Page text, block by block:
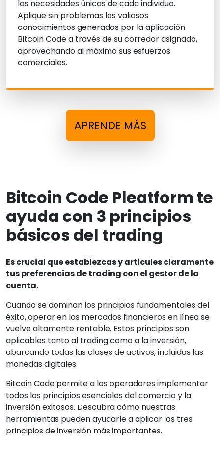
las necesidades únicas de cada individuo.
Aplique sin problemas los valiosos
conocimientos generados por la aplicación
Bitcoin Code a través de su corredor asignado,
aprovechando al máximo sus esfuerzos
comerciales.
APRENDE MÁS
Bitcoin Code Pleatform te
ayuda con 3 principios
básicos del trading
Es crucial que establezcas y articules claramente
tus preferencias de trading con el gestor de la
cuenta.
Cuando se dominan los principios fundamentales del
éxito, operar en los mercados financieros en línea se
vuelve altamente rentable. Estos principios son
aplicables tanto al trading como a la inversión,
abarcando todas las clases de activos, incluidas las
monedas digitales.
Bitcoin Code permite a los operadores implementar
todos los principios esenciales del comercio y la
inversión exitosos. Descubra cómo nuestras
herramientas pueden ayudarle a aplicar los tres
principios de inversión más importantes.